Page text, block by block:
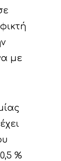
με
%